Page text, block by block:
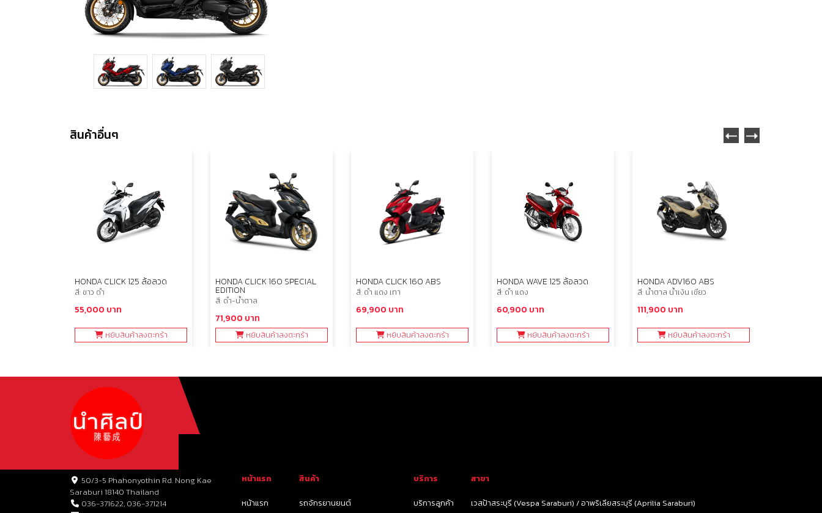
สินค้าอื่นๆ
HONDA CLICK 125 ล้อลวด
สี: ขาว ดำ
55,000 บาท
หยิบสินค้าลงตะกร้า
HONDA CLICK 160 SPECIAL
EDITION
สี: ดำ-น้ำตาล
71,900 บาท
หยิบสินค้าลงตะกร้า
HONDA CLICK 160 ABS
สี: ดำ แดง เทา
69,900 บาท
หยิบสินค้าลงตะกร้า
HONDA WAVE 125 ล้อลวด
สี: ดำ แดง
60,900 บาท
หยิบสินค้าลงตะกร้า
HONDA ADV160 ABS
สี: น้ำตาล น้ำเงิน เขียว
111,900 บาท
หยิบสินค้าลงตะกร้า
50/3-5 Phahonyothin Rd. Nong Kae
Saraburi 18140 Thailand
036-371622, 036-371214
หน้าแรก
หน้าแรก
สินค้า
รถจักรยานยนต์
บริการ
บริการลูกค้า
สาขา
เวสป้าสระบุรี (Vespa Saraburi) / อาพริเลียสระบุรี (Aprilia Saraburi)